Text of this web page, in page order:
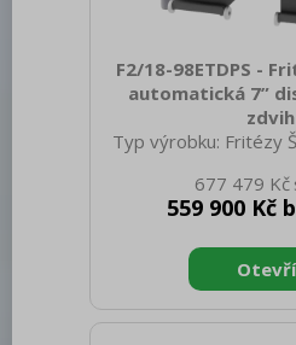
F2/18-98ETDPS -
automatická 7”
zdvih
Typ výrobku: Fritézy
netto [mm]: 900
144.00 Šířka brutto
1110 Hmotnost
spotřebiče:
Konstruční typ
677 479 Kč
559 900 Kč